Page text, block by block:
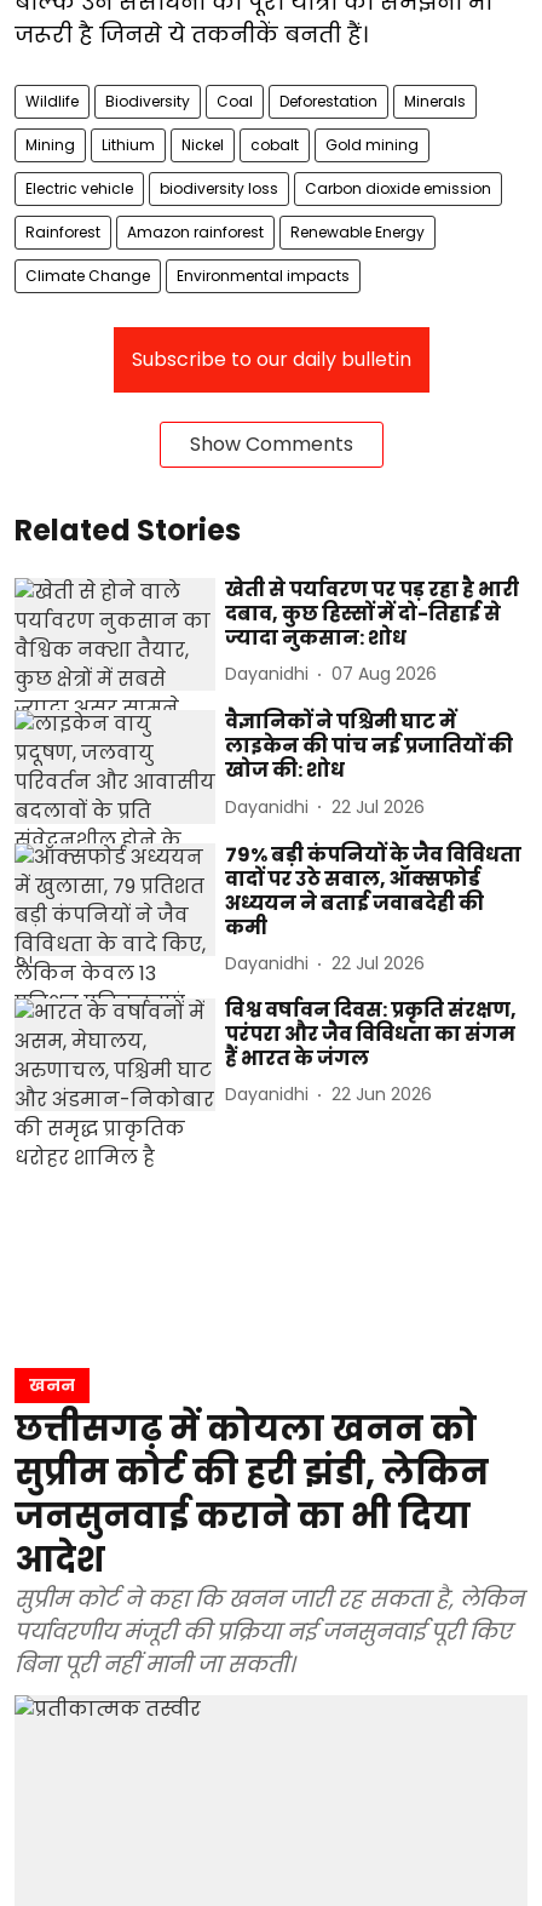
जरूरी है जिनसे ये तकनीकें बनती हैं।
Wildlife Biodiversity Coal Deforestation Minerals
Mining Lithium Nickel cobalt Gold mining
Electric vehicle biodiversity loss Carbon dioxide emission
Rainforest Amazon rainforest Renewable Energy
Climate Change Environmental impacts
Subscribe to our daily bulletin
Show Comments
Related Stories
खेती से पर्यावरण पर पड़ रहा है भारी
दबाव, कुछ हिस्सों में दो-तिहाई से
ज्यादा नुकसान: शोध
Dayanidhi 07 Aug 2026
वैज्ञानिकों ने पश्चिमी घाट में
लाइकेन की पांच नई प्रजातियों की
खोज की: शोध
Dayanidhi 22 Jul 2026
79% बड़ी कंपनियों के जैव विविधता
वादों पर उठे सवाल, ऑक्सफोर्ड
अध्ययन ने बताई जवाबदेही की
कमी
Dayanidhi 22 Jul 2026
विश्व वर्षावन दिवस: प्रकृति संरक्षण,
परंपरा और जैव विविधता का संगम
हैं भारत के जंगल
Dayanidhi 22 Jun 2026
खनन
छत्तीसगढ़ में कोयला खनन को
सुप्रीम कोर्ट की हरी झंडी, लेकिन
जनसुनवाई कराने का भी दिया
आदेश
सुप्रीम कोर्ट ने कहा कि खनन जारी रह सकता है, लेकिन
पर्यावरणीय मंजूरी की प्रक्रिया नई जनसुनवाई पूरी किए
बिना पूरी नहीं मानी जा सकती।